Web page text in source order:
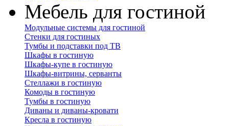
Мебель для гостиной
Модульные системы для гостиной
Стенки для гостиных
Тумбы и подставки под ТВ
Шкафы в гостиную
Шкафы-купе в гостиную
Шкафы-витрины, серванты
Стеллажи в гостиную
Комоды в гостиную
Тумбы в гостиную
Диваны и диваны-кровати
Кресла в гостиную